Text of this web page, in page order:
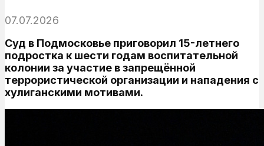
07.07.2026
Суд в Подмосковье приговорил 15-летнего
подростка к шести годам воспитательной
колонии за участие в запрещённой
террористической организации и нападения с
хулиганскими мотивами.